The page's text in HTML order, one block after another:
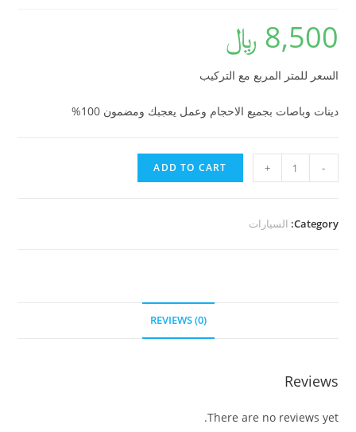
8,500 ﷼
السعر للمتر المربع مع التركيب
دينات وباصات بجميع الاحجام وعمل يعجبك ومضمون 100%
لاصق
مع
-
+
ADD TO CART
Category: السيارات
REVIEWS (0)
Reviews
There are no reviews yet.